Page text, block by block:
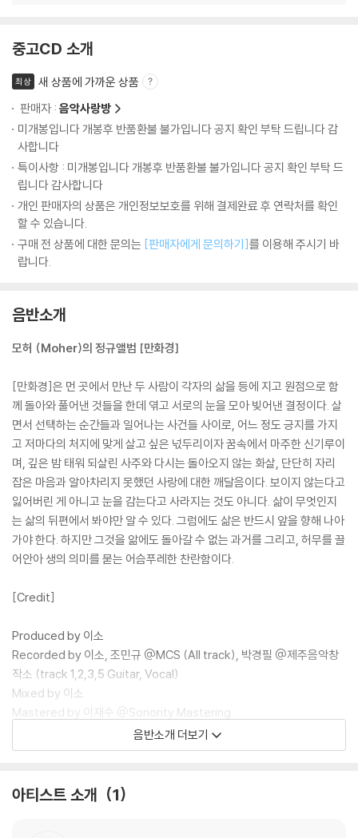
중고CD 소개
최상
새 상품에 가까운 상품
판매자 : 음악사랑방
미개봉입니다 개봉후 반품환불 불가입니다 공지 확인 부탁 드립니다 감
사합니다
특이사항 : 미개봉입니다 개봉후 반품환불 불가입니다 공지 확인 부탁 드
립니다 감사합니다
개인 판매자의 상품은 개인정보보호를 위해 결제완료 후 연락처를 확인
할 수 있습니다.
구매 전 상품에 대한 문의는 [판매자에게 문의하기]를 이용해 주시기 바
랍니다.
음반소개
모허 (Moher)의 정규앨범 [만화경]
[만화경]은 먼 곳에서 만난 두 사람이 각자의 삶을 등에 지고 원점으로 함
께 돌아와 풀어낸 것들을 한데 엮고 서로의 눈을 모아 빚어낸 결정이다. 살
면서 선택하는 순간들과 일어나는 사건들 사이로, 어느 정도 긍지를 가지
고 저마다의 처지에 맞게 살고 싶은 넋두리이자 꿈속에서 마주한 신기루이
며, 깊은 밤 태워 되살린 사주와 다시는 돌아오지 않는 화살, 단단히 자리
잡은 마음과 알아차리지 못했던 사랑에 대한 깨달음이다. 보이지 않는다고
잃어버린 게 아니고 눈을 감는다고 사라지는 것도 아니다. 삶이 무엇인지
는 삶의 뒤편에서 봐야만 알 수 있다. 그럼에도 삶은 반드시 앞을 향해 나아
가야 한다. 하지만 그것을 앎에도 돌아갈 수 없는 과거를 그리고, 허무를 끌
어안아 생의 의미를 묻는 어슴푸레한 찬란함이다.
[Credit]
Produced by 이소
Recorded by 이소, 조민규 @MCS (All track), 박경필 @제주음악창
작소 (track 1,2,3,5 Guitar, Vocal)
Mixed by 이소
Mastered by 이재수 @Sonority Mastering
All Songs and Words by 이소(track 2,4,6,7,8,9), 조민규(track 1,
Arranged by 모허
음반소개 더보기
아티스트 소개 1